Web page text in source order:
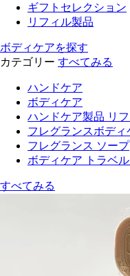
ギフトセレクション
リフィル製品
ボディケアを探す
カテゴリー すべてみる
ハンドケア
ボディケア
ハンドケア製品 リ
フレグランスボディ
フレグランス ソープ
ボディケア トラベ
すべてみる